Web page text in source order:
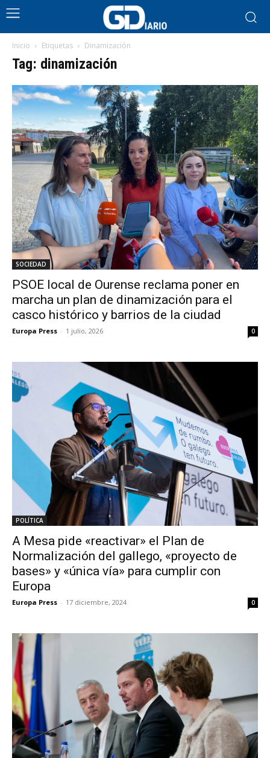
Inicio Etiquetas Dinamización
Tag: dinamización
SOCIEDAD
PSOE local de Ourense reclama poner en
marcha un plan de dinamización para el
casco histórico y barrios de la ciudad
Europa Press - 1 julio, 2026 0
POLÍTICA
A Mesa pide «reactivar» el Plan de
Normalización del gallego, «proyecto de
bases» y «única vía» para cumplir con
Europa
Europa Press - 17 diciembre, 2024 0